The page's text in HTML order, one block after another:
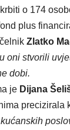
o 174
plus
Zlatko
oni stvorili
dobi.
je Dijana
precizirala